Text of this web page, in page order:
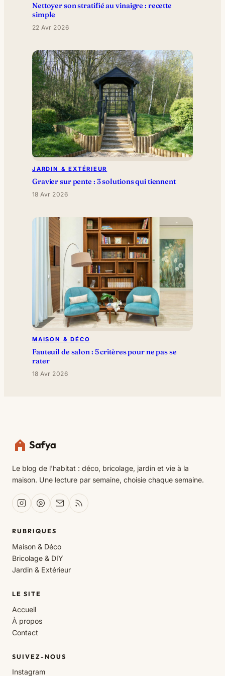
Nettoyer son stratifié au vinaigre : recette
simple
22 Avr 2026
JARDIN & EXTÉRIEUR
Gravier sur pente : 3 solutions qui tiennent
18 Avr 2026
MAISON & DÉCO
Fauteuil de salon : 5 critères pour ne pas se
rater
18 Avr 2026
Safya
Le blog de l'habitat : déco, bricolage, jardin et vie à la
maison. Une lecture par semaine, choisie chaque semaine.
RUBRIQUES
Maison & Déco
Bricolage & DIY
Jardin & Extérieur
LE SITE
Accueil
À propos
Contact
SUIVEZ-NOUS
Instagram